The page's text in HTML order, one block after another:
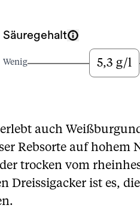
Säuregehalt
Wenig 5,3 g/l
auch
Rebsorte auf hohem
trocken vom
Dreissigacker ist es,